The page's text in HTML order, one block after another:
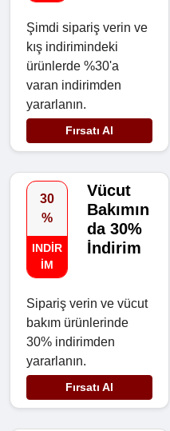
Şimdi sipariş verin ve
kış indirimindeki
ürünlerde %30'a
varan indirimden
yararlanın.
Fırsatı Al
30
%
INDIR
IM
Vücut
Bakımın
da 30%
İndirim
Sipariş verin ve vücut
bakım ürünlerinde
30% indirimden
yararlanın.
Fırsatı Al